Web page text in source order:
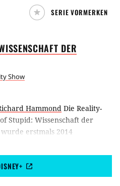
SERIE VORMERKEN
DER
Show
Hammond Die Reality-
Stupid: Wissenschaft der
wurde erstmals 2014
von wissenschaftlichen